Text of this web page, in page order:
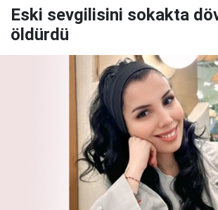
Eski sevgilisini sokakta
öldürdü